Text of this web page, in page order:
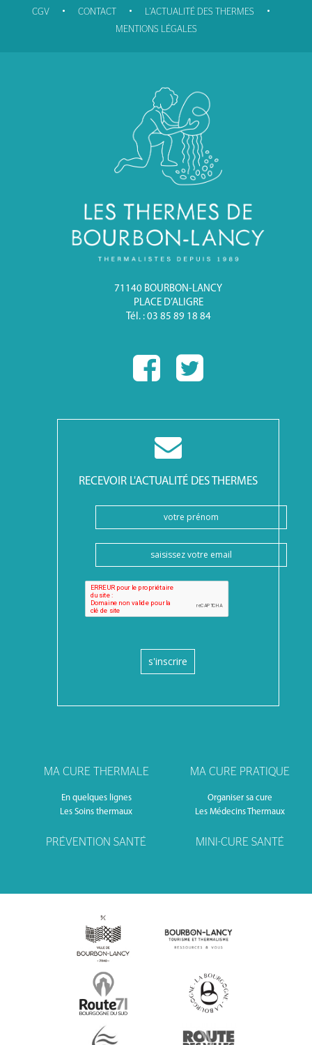
CGV • CONTACT • L'ACTUALITÉ DES THERMES •
MENTIONS LÉGALES
71140 BOURBON-LANCY
PLACE D’ALIGRE
Tél. : 03 85 89 18 84
RECEVOIR L'ACTUALITÉ DES THERMES
s'inscrire
MA CURE THERMALE
En quelques lignes
Les Soins thermaux
MA CURE PRATIQUE
Organiser sa cure
Les Médecins Thermaux
PRÉVENTION SANTÉ MINI-CURE SANTÉ